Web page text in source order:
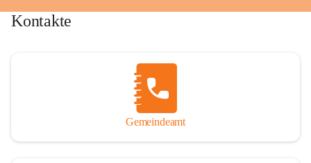
Kontakte
Gemeindeamt